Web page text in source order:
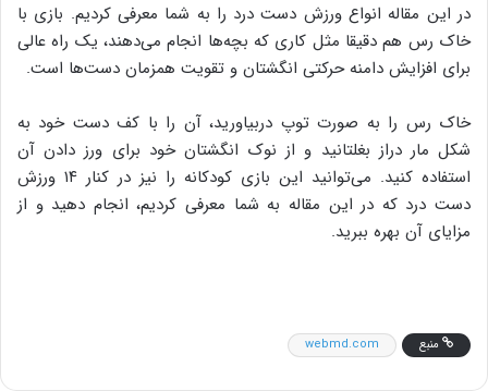
در این مقاله انواع ورزش دست درد را به شما معرفی کردیم. بازی با
خاک رس هم دقیقا مثل کاری که بچه‌ها انجام می‌دهند، یک راه عالی
برای افزایش دامنه حرکتی انگشتان و تقویت همزمان دست‌ها است.
خاک رس را به صورت توپ دربیاورید، آن را با کف دست خود به
شکل مار دراز بغلتانید و از نوک انگشتان خود برای ورز دادن آن
استفاده کنید. می‌توانید این بازی کودکانه را نیز در کنار ۱۴ ورزش
دست درد که در این مقاله به شما معرفی کردیم، انجام دهید و از
مزایای آن بهره ببرید.
منبع webmd.com